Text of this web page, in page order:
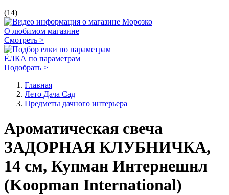
(14)
О любимом магазине
Смотреть >
ЁЛКА по параметрам
Подобрать >
Главная
Лето Дача Сад
Предметы дачного интерьера
Ароматическая свеча
ЗАДОРНАЯ КЛУБНИЧКА,
14 см, Купман Интернешнл
(Koopman International)